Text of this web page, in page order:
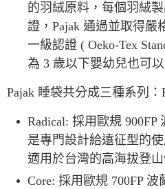
的羽絨原料，每個羽絨
證，Pajak 通過並取得嚴
一級認證 ( Oeko-Tex
為 3 歲以下嬰幼兒也可
Pajak 睡袋共分成三種系列：
Radical: 採用歐規 900FP
是專門設計給遠征型的
適用於台灣的高海拔登山
Core: 採用歐規 700FP